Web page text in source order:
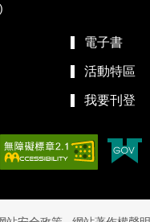
電子書
活動特區
我要刊登